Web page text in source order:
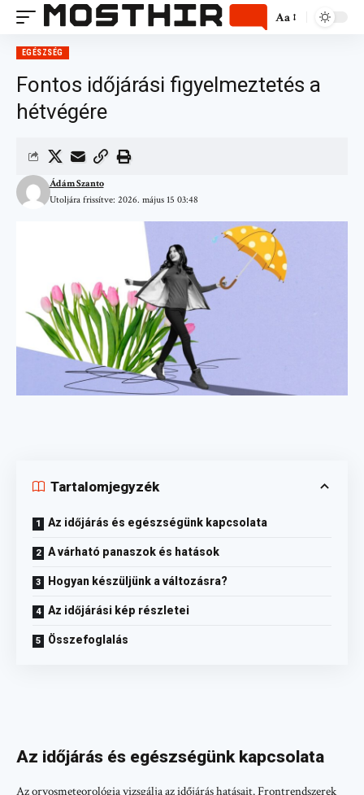
Aa
EGÉSZSÉG
Fontos időjárási figyelmeztetés a
hétvégére
Utoljára frissítve: 2026. május 15 03:48
Ádám Szanto
Tartalomjegyzék
Az időjárás és egészségünk kapcsolata
A várható panaszok és hatások
Hogyan készüljünk a változásra?
Az időjárási kép részletei
Összefoglalás
Az időjárás és egészségünk kapcsolata
Az orvosmeteorológia vizsgálja az időjárás hatásait. Frontrendszerek